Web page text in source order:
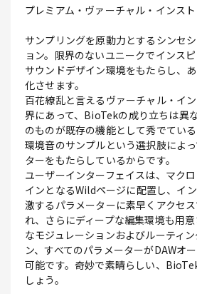
プレミアム・ヴァーチャル・インス
サンプリングを原動力とするシンセ
ョン。限界のないユニークでインス
サウンドデザイン環境をもたらし、
化させます。
百花繚乱と言えるヴァーチャル・イ
界にあって、BioTekの成り立ちは異
のものが既存の機能として秀でてい
環境音のサンプルという選択肢によ
ターをもたらしているからです。
ユーザーインターフェイスは、マク
インとなるWildページに配置し、イ
激するパラメーターに素早くアクセ
れ、さらにディープな編集環境も用
なモジュレーションおよびルーティ
ン、すべてのパラメーターがDAWオ
可能です。奇妙で素晴らしい、
しょう。